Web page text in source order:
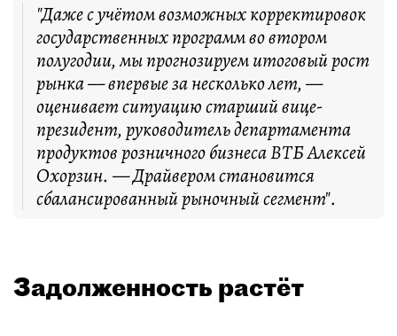
"Даже с учётом возможных корректировок
государственных программ во втором
полугодии, мы прогнозируем итоговый рост
рынка — впервые за несколько лет, —
оценивает ситуацию старший вице-
президент, руководитель департамента
продуктов розничного бизнеса ВТБ Алексей
Охорзин. — Драйвером становится
сбалансированный рыночный сегмент".
Задолженность растёт